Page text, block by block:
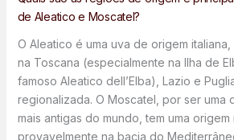
de Aleatico e Moscatel?
O Aleatico é uma uva de origem
na Toscana (especialmente na Ilha de
famoso Aleatico dell’Elba), Lazio e
regionalizada. O Moscatel, por ser uma
mais antigas do mundo, tem uma origem
provavelmente na bacia do